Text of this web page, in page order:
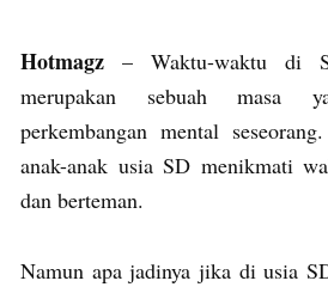
Hotmagz – Waktu-waktu di
merupakan sebuah masa
perkembangan mental
anak-anak usia SD menikmati
dan berteman.
Namun apa jadinya jika di usia